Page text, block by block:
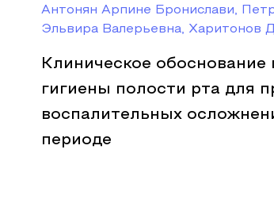
Антонян Арпине Бронислави,
Эльвира Валерьевна, Харитонов
Клиническое
гигиены полости рта для
воспалительных
периоде